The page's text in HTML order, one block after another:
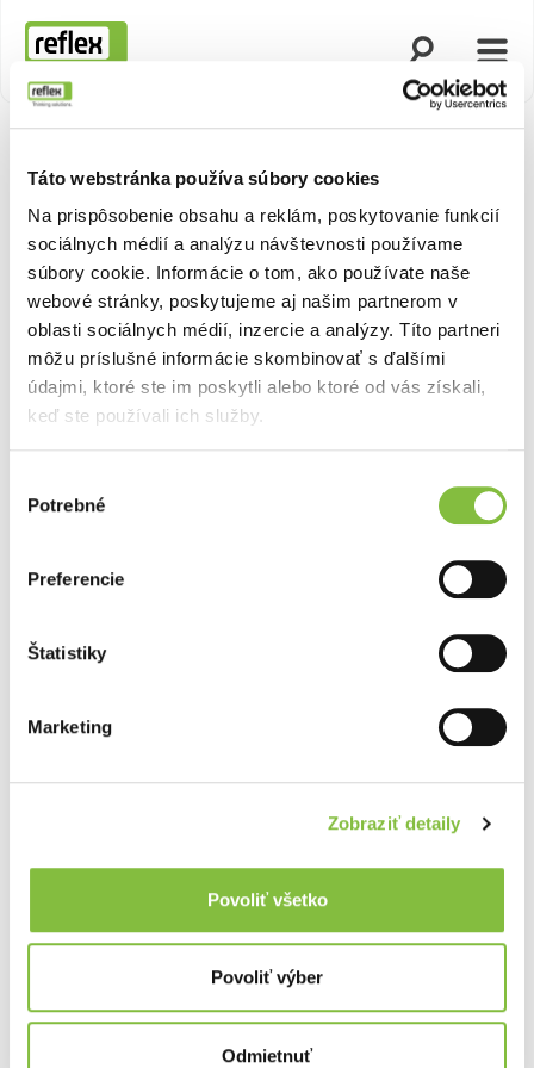
Táto webstránka používa súbory cookies
Na prispôsobenie obsahu a reklám, poskytovanie funkcií
sociálnych médií a analýzu návštevnosti používame
súbory cookie. Informácie o tom, ako používate naše
webové stránky, poskytujeme aj našim partnerom v
oblasti sociálnych médií, inzercie a analýzy. Títo partneri
môžu príslušné informácie skombinovať s ďalšími
údajmi, ktoré ste im poskytli alebo ktoré od vás získali,
keď ste používali ich služby.
súhlasu
Potrebné
Preferencie
Štatistiky
Marketing
Zobraziť detaily
Povoliť všetko
Povoliť výber
Odmietnuť
Domovská stránka
Otvoriť